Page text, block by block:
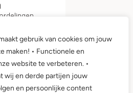
gebruik van cookies om jouw
maken! • Functionele en
website te verbeteren. •
wij en derde partijen jouw
en persoonlijke content